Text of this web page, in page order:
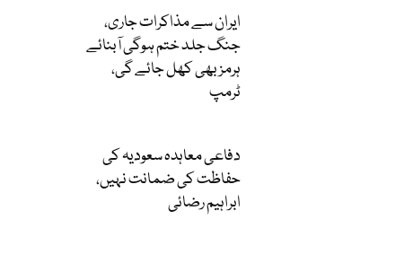
ایران سے مذاکرات جاری،
جنگ جلد ختم ہوگی آبنائے
ہرمز بھی کھل جائے گی،
ٹرمپ
دفاعی معاہدہ سعودیہ کی
حفاظت کی ضمانت نہیں،
ابراہیم رضائی